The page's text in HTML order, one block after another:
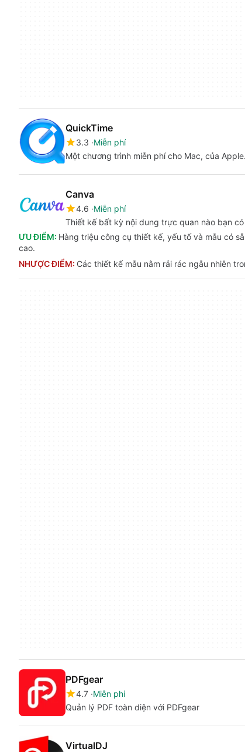
QuickTime
3.3 Miễn phí
Một chương trình miễn phí cho Mac, của Apple.
Canva
4.6 Miễn phí
Thiết kế bất kỳ nội dung trực quan nào bạn
ƯU ĐIỂM: Hàng triệu công cụ thiết kế, yếu tố và mẫu có
cao.
NHƯỢC ĐIỂM: Các thiết kế mẫu nằm rải rác ngẫu nhiên
PDFgear
4.7 Miễn phí
Quản lý PDF toàn diện với PDFgear
VirtualDJ